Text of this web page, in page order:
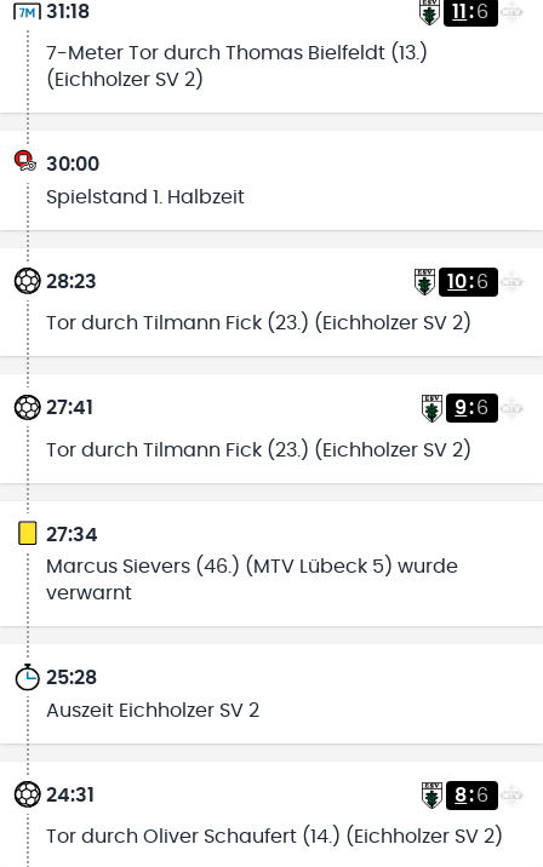
31:18 11 :6
7-Meter Tor durch Thomas Bielfeldt (13.)
(Eichholzer SV 2)
30:00
Spielstand 1. Halbzeit
28:23 10:6
Tor durch Tilmann Fick (23.) (Eichholzer SV 2)
27:41 9:6
Tor durch Tilmann Fick (23.) (Eichholzer SV 2)
27:34
Marcus Sievers (46.) (MTV Lübeck 5) wurde
verwarnt
25:28
Auszeit Eichholzer SV 2
24:31 8:6
Tor durch Oliver Schaufert (14.) (Eichholzer SV 2)